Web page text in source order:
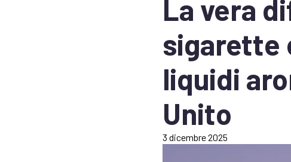
La vera
sigarette
liquidi
Unito
3 dicembre 2025